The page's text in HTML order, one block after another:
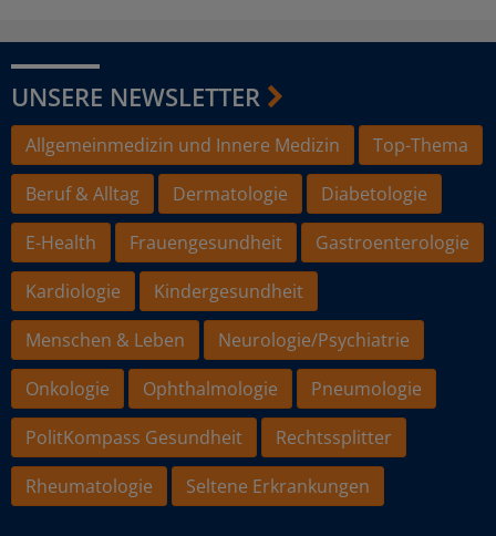
UNSERE NEWSLETTER
Allgemeinmedizin und Innere Medizin
Top-Thema
Beruf & Alltag
Dermatologie
Diabetologie
E-Health
Frauengesundheit
Gastroenterologie
Kardiologie
Kindergesundheit
Menschen & Leben
Neurologie/Psychiatrie
Onkologie
Ophthalmologie
Pneumologie
PolitKompass Gesundheit
Rechtssplitter
Rheumatologie
Seltene Erkrankungen